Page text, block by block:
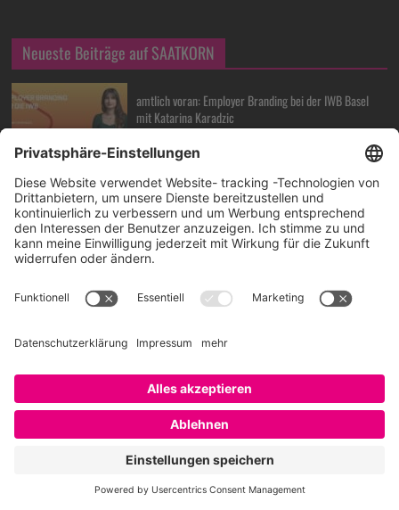
Neueste Beiträge auf SAATKORN
amtlich voran: Employer Branding bei der IWB Basel
mit Katarina Karadzic
amtlich voran: das Corporate Influencer Program
der Stadt München
30. Juli 2026
amtlich voran: Transformation von Innen mit Dr.
DORIT BOSCH
How can HR, AI, and Talent Intelligence drive real
business results, BOBBY BAJAJ?
17. Juli 2026